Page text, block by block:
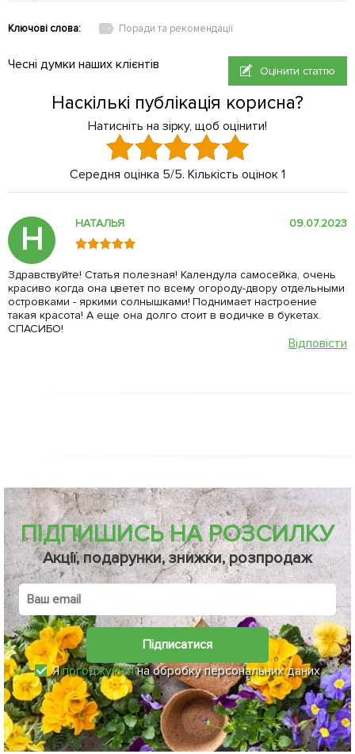
Ключові слова: Поради та рекомендації
Чесні думки наших клієнтів Оцінити статтю
Наскількі публікація корисна?
Натисніть на зірку, щоб оцінити!
Середня оцінка 5/5. Кількість оцінок 1
Н НАТАЛЬЯ 09.07.2023
Здравствуйте! Статья полезная! Календула самосейка, очень
красиво когда она цветет по всему огороду-двору отдельными
островками - яркими солнышками! Поднимает настроение
такая красота! А еще она долго стоит в водичке в букетах.
СПАСИБО!
Відповісти
ПІДПИШИСЬ НА РОЗСИЛКУ
Акції, подарунки, знижки, розпродаж
Підписатися
Япогоджуюсяна обробку персональних даних